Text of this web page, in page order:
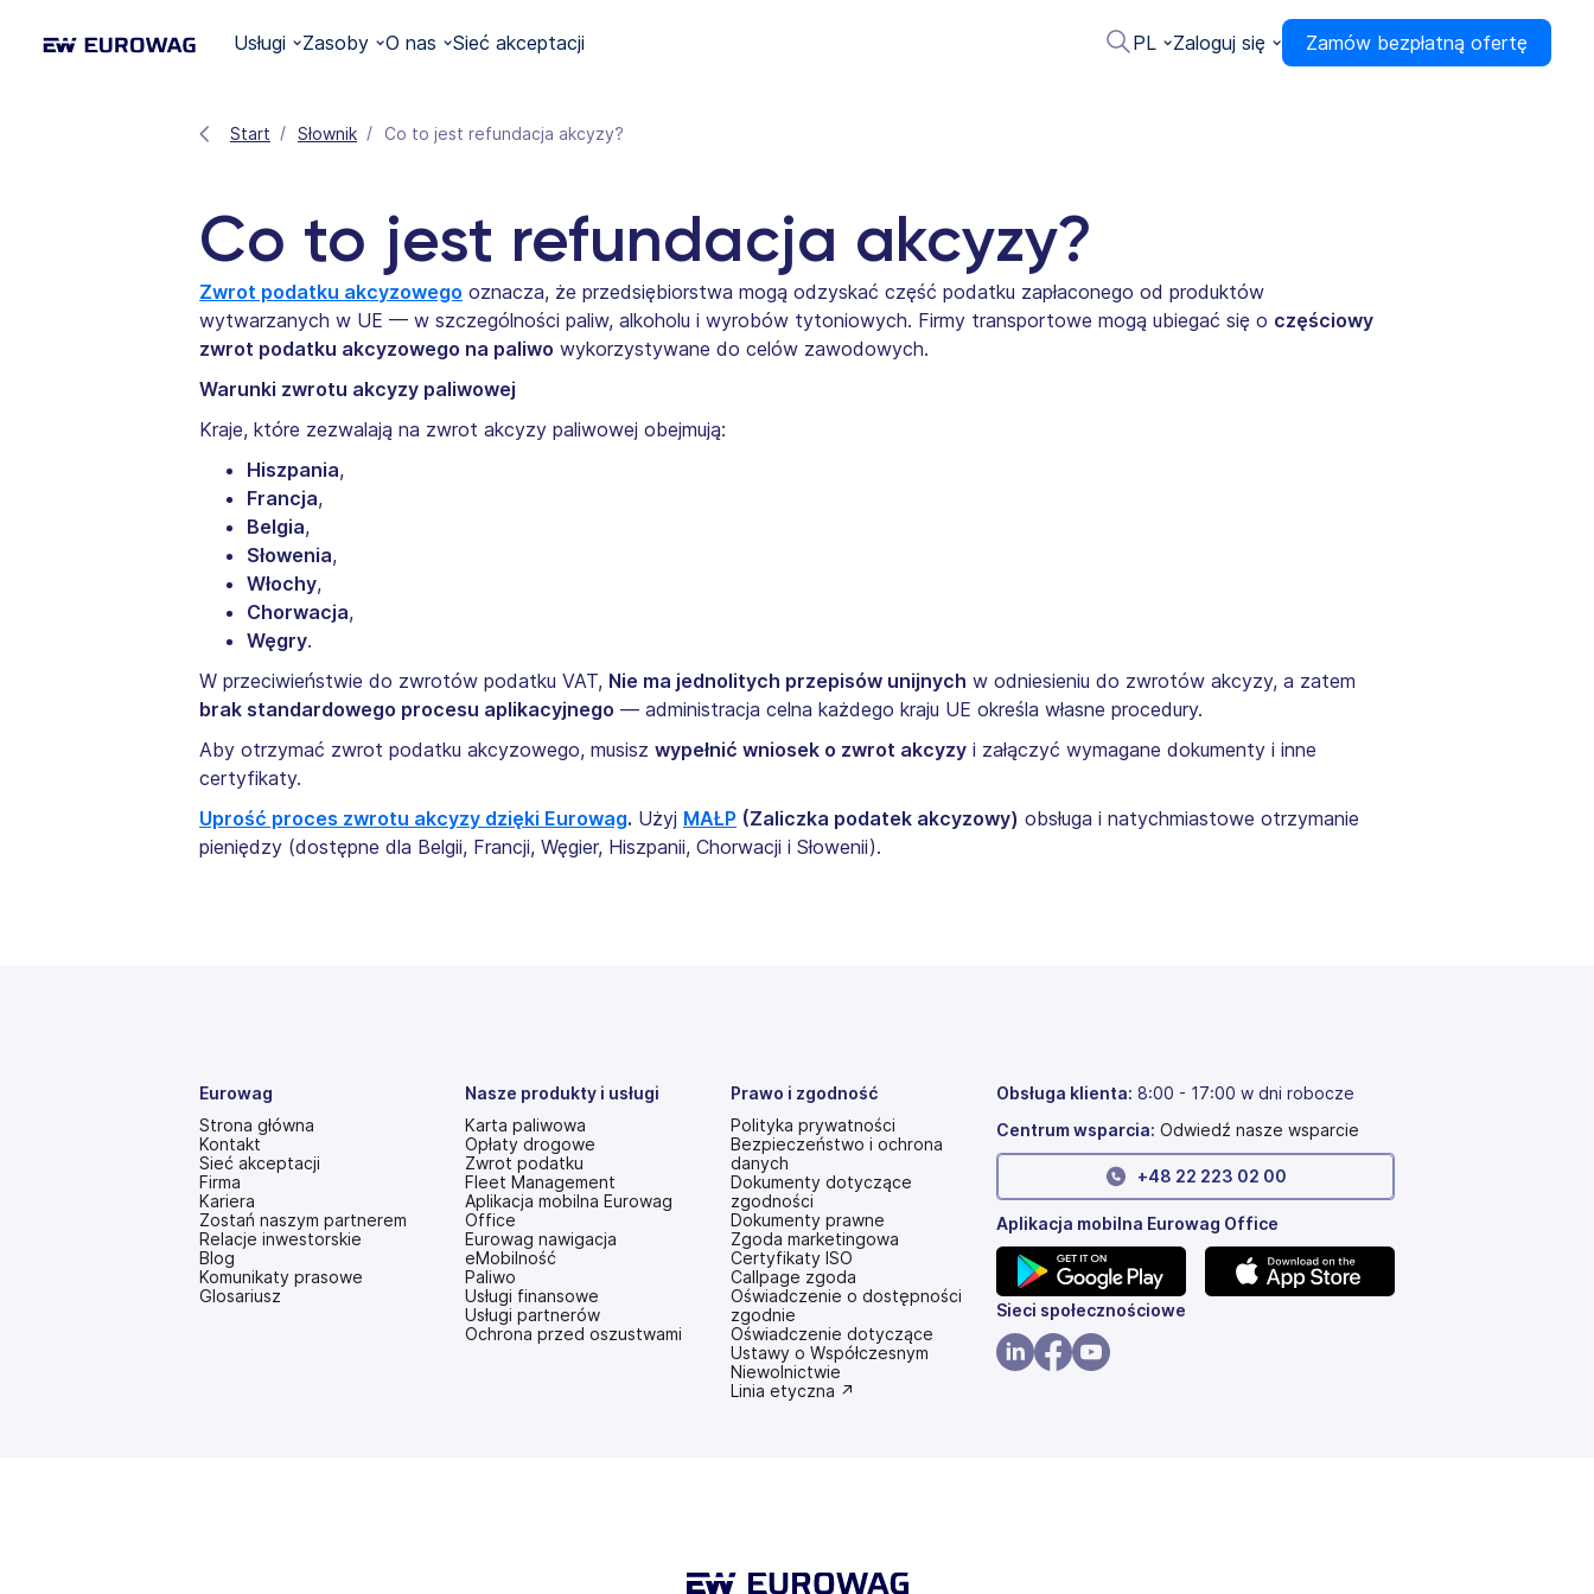
Usługi Zasoby O nas Sieć akceptacji PL Zaloguj się Zamów bezpłatną ofertę
Start Słownik Co to jest refundacja akcyzy?
Co to jest refundacja akcyzy?
Zwrot podatku akcyzowego oznacza, że przedsiębiorstwa mogą odzyskać część podatku zapłaconego od produktów
wytwarzanych w UE — w szczególności paliw, alkoholu i wyrobów tytoniowych. Firmy transportowe mogą ubiegać się o częściowy
zwrot podatku akcyzowego na paliwo wykorzystywane do celów zawodowych.
Warunki zwrotu akcyzy paliwowej
Kraje, które zezwalają na zwrot akcyzy paliwowej obejmują:
Hiszpania,
Francja,
Belgia,
Słowenia,
Włochy,
Chorwacja,
Węgry.
W przeciwieństwie do zwrotów podatku VAT, Nie ma jednolitych przepisów unijnych w odniesieniu do zwrotów akcyzy, a zatem
brak standardowego procesu aplikacyjnego — administracja celna każdego kraju UE określa własne procedury.
Aby otrzymać zwrot podatku akcyzowego, musisz wypełnić wniosek o zwrot akcyzy i załączyć wymagane dokumenty i inne
certyfikaty.
Uprość proces zwrotu akcyzy dzięki Eurowag. Użyj MAŁP (Zaliczka podatek akcyzowy) obsługa i natychmiastowe otrzymanie
pieniędzy (dostępne dla Belgii, Francji, Węgier, Hiszpanii, Chorwacji i Słowenii).
Eurowag
Strona główna
Kontakt
Sieć akceptacji
Firma
Kariera
Zostań naszym partnerem
Relacje inwestorskie
(otwiera
się
w
Blog
Komunikaty prasowe
Glosariusz
Nasze produkty i usługi
Karta paliwowa
Opłaty drogowe
Zwrot podatku
Fleet Management
Aplikacja mobilna Eurowag
Office
Eurowag nawigacja
eMobilność
Paliwo
Usługi finansowe
Usługi partnerów
Ochrona przed oszustwami
Prawo i zgodność
Polityka prywatności
Bezpieczeństwo i ochrona
danych
Dokumenty dotyczące
zgodności
Dokumenty prawne
Zgoda marketingowa
Certyfikaty ISO
Callpage zgoda
Oświadczenie o dostępności
zgodnie
(otwiera
się
w
nowej
Oświadczenie dotyczące
Ustawy o Współczesnym
Niewolnictwie
(otwiera
Linia etyczna ↗
Obsługa klienta: 8:00 - 17:00 w dni robocze
Centrum wsparcia: Odwiedź nasze wsparcie
+48 22 223 02 00
Aplikacja mobilna Eurowag Office
(otwiera
się
w
Sieci społecznościowe